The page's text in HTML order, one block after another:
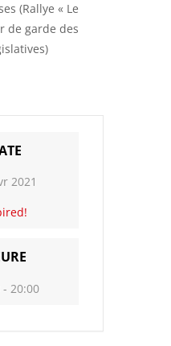
(Rallye « Le
de garde des
2021
- 20:00